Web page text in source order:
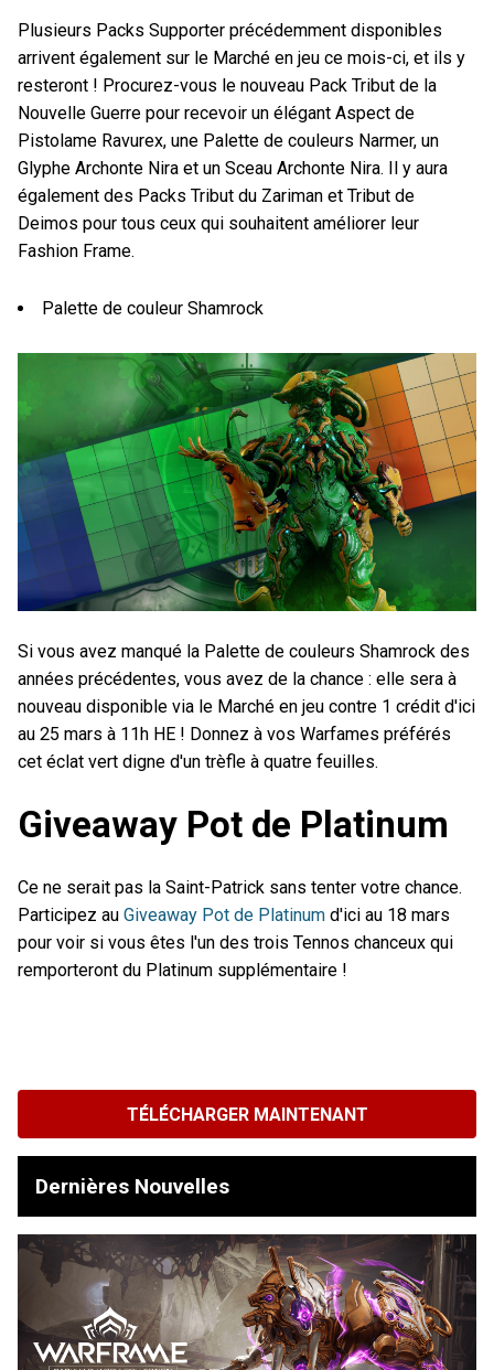
Plusieurs Packs Supporter précédemment disponibles
arrivent également sur le Marché en jeu ce mois-ci, et ils y
resteront ! Procurez-vous le nouveau Pack Tribut de la
Nouvelle Guerre pour recevoir un élégant Aspect de
Pistolame Ravurex, une Palette de couleurs Narmer, un
Glyphe Archonte Nira et un Sceau Archonte Nira. Il y aura
également des Packs Tribut du Zariman et Tribut de
Deimos pour tous ceux qui souhaitent améliorer leur
Fashion Frame.
Palette de couleur Shamrock
Si vous avez manqué la Palette de couleurs Shamrock des
années précédentes, vous avez de la chance : elle sera à
nouveau disponible via le Marché en jeu contre 1 crédit d'ici
au 25 mars à 11h HE ! Donnez à vos Warfames préférés
cet éclat vert digne d'un trèfle à quatre feuilles.
Giveaway Pot de Platinum
Ce ne serait pas la Saint-Patrick sans tenter votre chance.
Participez au Giveaway Pot de Platinum d'ici au 18 mars
pour voir si vous êtes l'un des trois Tennos chanceux qui
remporteront du Platinum supplémentaire !
TÉLÉCHARGER MAINTENANT
Dernières Nouvelles